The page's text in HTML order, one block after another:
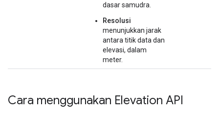
dasar samudra.
Resolusi
menunjukkan jarak
antara titik data dan
elevasi, dalam
meter.
Cara menggunakan Elevation API